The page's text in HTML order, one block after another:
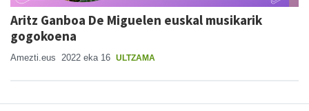
Aritz Ganboa De Miguelen euskal musikarik
gogokoena
Amezti.eus 2022 eka 16 ULTZAMA